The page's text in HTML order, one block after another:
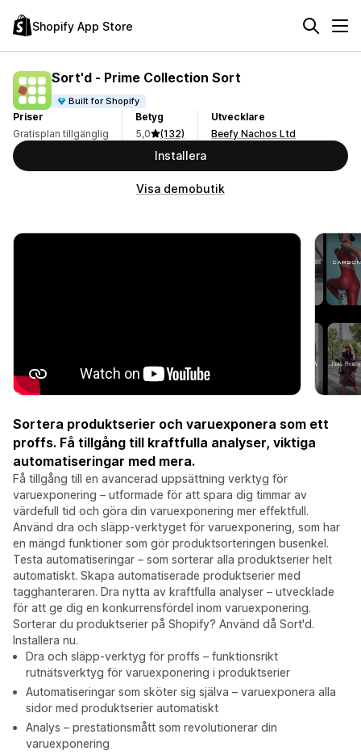
Shopify App Store
Sort'd ‑ Prime Collection Sort
Built for Shopify
Priser
Gratisplan tillgänglig
Betyg
5,0
(132)
Utvecklare
Beefy Nachos Ltd
Installera
Visa demobutik
Sortera produktserier och varuexponera som ett
proffs. Få tillgång till kraftfulla analyser, viktiga
automatiseringar med mera.
Få tillgång till en avancerad uppsättning verktyg för
varuexponering – utformade för att spara dig timmar av
värdefull tid och göra din varuexponering mer effektfull.
Använd dra och släpp-verktyget för varuexponering, som har
en mängd funktioner som gör produktsorteringen busenkel.
Testa automatiseringar – som sorterar alla produktserier helt
automatiskt. Skapa automatiserade produktserier med
tagghanteraren. Dra nytta av kraftfulla analyser – utvecklade
för att ge dig en konkurrensfördel inom varuexponering.
Sorterar du produktserier på Shopify? Använd då Sort'd.
Installera nu.
Dra och släpp-verktyg för proffs – funktionsrikt
rutnätsverktyg för varuexponering i produktserier
Automatiseringar som sköter sig själva – varuexponera alla
sidor med produktserier automatiskt
Analys – prestationsmått som revolutionerar din
varuexponering